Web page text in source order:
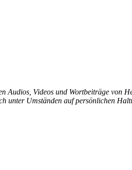
Audios, Videos und Wortbeiträge von
unter Umständen auf persönlichen